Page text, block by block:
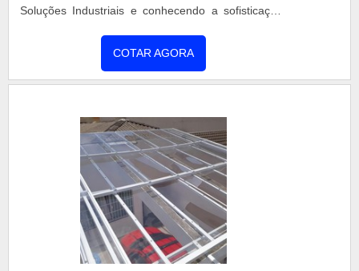
Soluções Industriais e conhecendo a sofisticação,
importante lembrar que o produto deve sempre ser
adquirido com empresas especializadas no
evitar prejuízos com substituições frequentes de
peças defeituosas. Assim, é possível poupar gastos
desnecessários.UM POUCO MAIS SOBRE
FABRICANTE DE TELHA TÉRMICAQuem pesquisa
na internet por telha térmica em uma empresa
responsável, acha o site da Coberzip. É possível
encontrar reformas/retrofit e painel térmico,
COTAR AGORA